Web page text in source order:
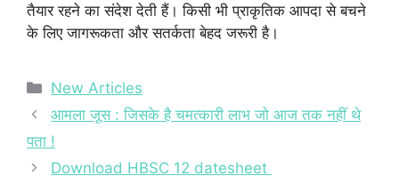
तैयार रहने का संदेश देती हैं। किसी भी प्राकृतिक आपदा से बचने
के लिए जागरूकता और सतर्कता बेहद जरूरी है।
Categories
New Articles
आमला जूस : जिसके है चमत्कारी लाभ जो आज तक नहीं थे
पता !
Download HBSC 12 datesheet